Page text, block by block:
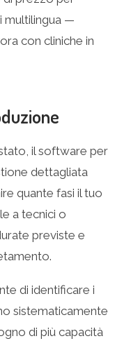
multilingua —
con cliniche in
il software per
dettagliata
quante fasi il tuo
a tecnici o
previste e
di identificare i
sistematicamente
di più capacità